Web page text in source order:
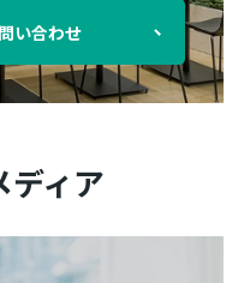
い合わせ
ディア